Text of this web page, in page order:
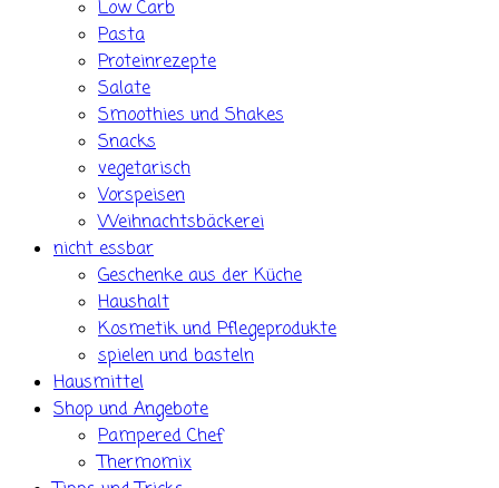
Low Carb
Pasta
Proteinrezepte
Salate
Smoothies und Shakes
Snacks
vegetarisch
Vorspeisen
Weihnachtsbäckerei
nicht essbar
Geschenke aus der Küche
Haushalt
Kosmetik und Pflegeprodukte
spielen und basteln
Hausmittel
Shop und Angebote
Pampered Chef
Thermomix